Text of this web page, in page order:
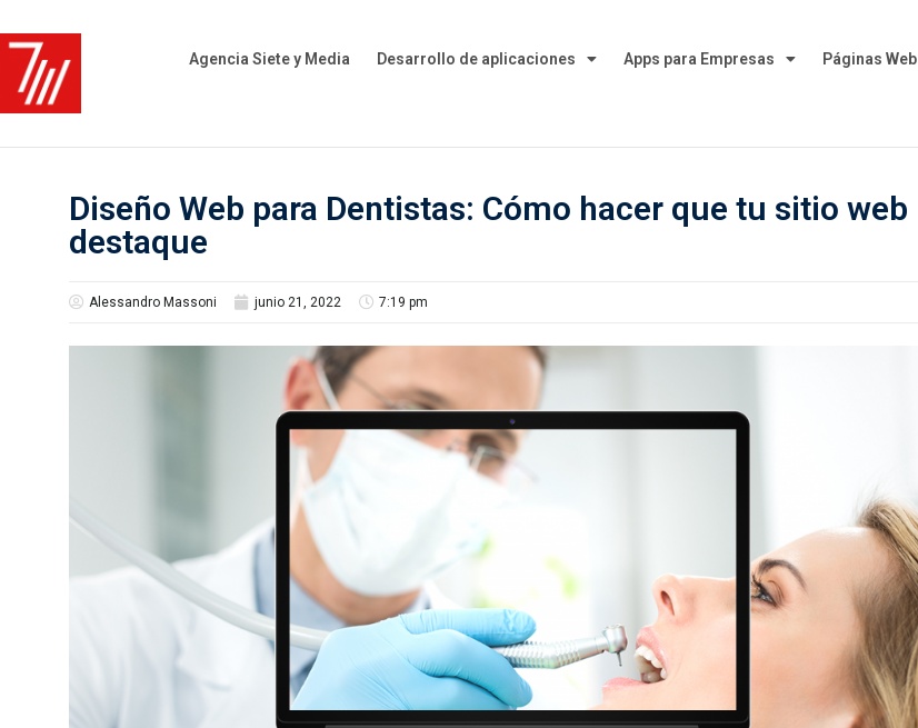
Agencia Siete y Media Desarrollo de aplicaciones Apps para Empresas Páginas Web
Diseño Web para Dentistas: Cómo hacer que tu sitio web
destaque
Alessandro Massoni junio 21, 2022 7:19 pm